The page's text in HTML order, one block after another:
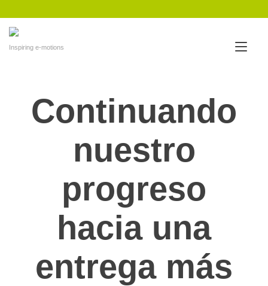
al
contenido
Inspiring e-motions
Continuando
nuestro
progreso
hacia una
entrega más